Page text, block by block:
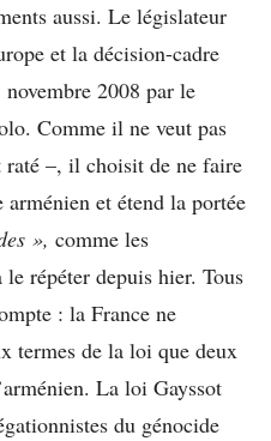
aussi. Le législateur
et la décision-cadre
2008 par le
Comme il ne veut pas
raté –, il choisit de ne faire
et étend la portée
», comme les
répéter depuis hier. Tous
: la France ne
termes de la loi que deux
La loi Gayssot
du génocide